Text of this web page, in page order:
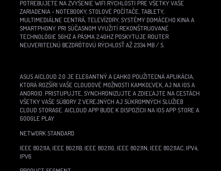
POTREBUJETE NA ZVÝŠENIE WIFI RÝCHLOSTI PRE VŠETKY VAŠE
ZARIADENIA - NOTEBOOKY, STOLOVÉ POČÍTAČE, TABLETY,
MULTIMEDIÁLNE CENTRÁ, TELEVÍZORY, SYSTÉMY DOMÁCEHO KINA A
SMARTPHONY. PRI SÚČASNOM VYUŽITÍ REKONŠTRUOVANÉ
TECHNOLÓGIE 5GHZ A PÁSMA 2.4GHZ POSKYTUJE ROUTER
NEUVERITEĽNÚ BEZDRÔTOVÚ RÝCHLOSŤ AŽ 2334 MB / S.
ASUS AICLOUD 2.0 JE ELEGANTNÝ A ĽAHKO POUŽITEĽNÁ APLIKÁCIA,
KTORÁ ROZŠÍRI VAŠE CLOUDOVÉ MOŽNOSTI KAMKOĽVEK, AJ NA IOS A
ANDROID. PRISTUPUJTE, SYNCHRONIZUJTE A ZDIEĽAJTE NA CESTÁCH
VŠETKY VAŠE SÚBORY Z VEREJNÝCH AJ SÚKROMNÝCH SLUŽIEB
CLOUD STORAGE. AICLOUD APP BUDE K DISPOZÍCII NA IOS APP STORE A
GOOGLE PLAY
NETWORK STANDARD
IEEE 802.11A, IEEE 802.11B, IEEE 802.11G, IEEE 802.11N, IEEE 802.11AC, IPV4,
IPV6